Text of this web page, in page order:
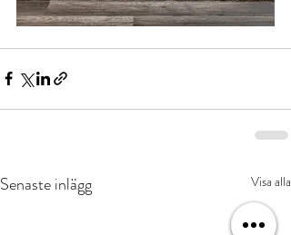
Senaste inlägg Visa alla